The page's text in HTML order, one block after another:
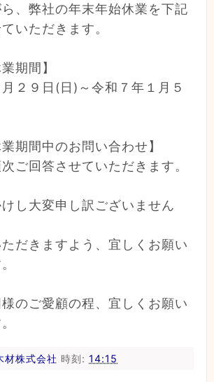
、弊社の年末年始休業を下記
いただきます。
期間】
２９日(日)～令和７年１月５
業期間中のお問い合わせ】
ご回答させていただきます。
し大変申し訳ございません
だきますよう、宜しくお願い
のご愛顧の程、宜しくお願い
材株式会社 時刻: 14:15